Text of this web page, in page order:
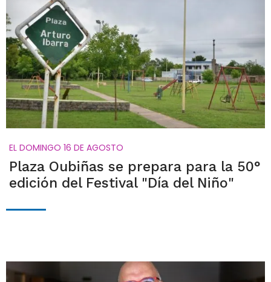
EL DOMINGO 16 DE AGOSTO
Plaza Oubiñas se prepara para la 50°
edición del Festival "Día del Niño"